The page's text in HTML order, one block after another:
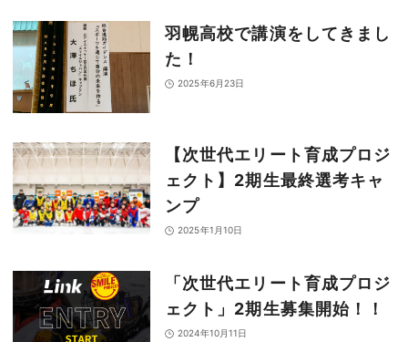
羽幌高校で講演をしてきまし
た！
2025年6月23日
【次世代エリート育成プロジ
ェクト】2期生最終選考キャ
ンプ
2025年1月10日
「次世代エリート育成プロジ
ェクト」2期生募集開始！！
2024年10月11日